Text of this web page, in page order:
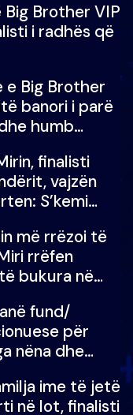
Brother VIP
i radhës që
e Big Brother
banori i parë
humb
finalisti
vajzën
S’kemi
më rrëzoi të
rrëfen
bukura në
kur…
fund/
për
nëna dhe
Nuk meritoj…
ime të jetë
në lot, finalisti